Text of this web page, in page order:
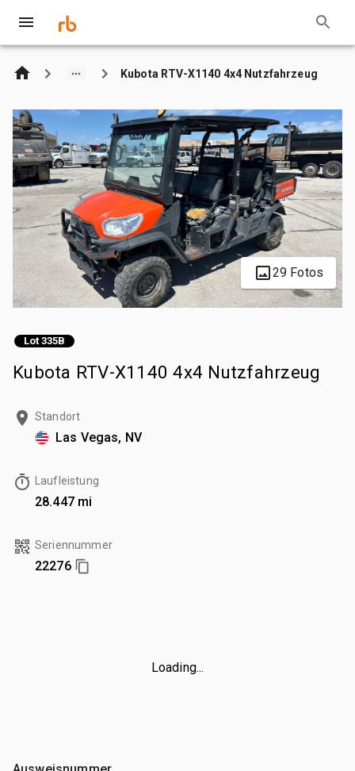
Kubota RTV-X1140 4x4 Nutzfahrzeug
29 Fotos
Lot 335B
Kubota RTV-X1140 4x4 Nutzfahrzeug
Standort
Las Vegas, NV
Laufleistung
28.447 mi
Seriennummer
22276
Loading...